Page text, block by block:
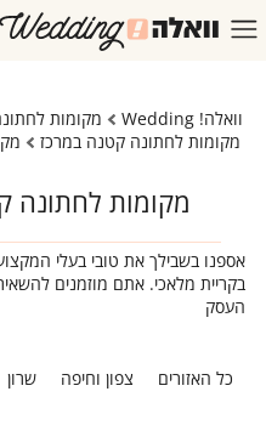
וואלה! Wedding מקומות
מקומות לחתונה קטנה במרכז
מקומות לחתונה
אספנו בשבילך את טובי בעלי
בקריית מלאכי. אתם מוזמנים
העסק
כל האזורים צפון וחיפה שרון